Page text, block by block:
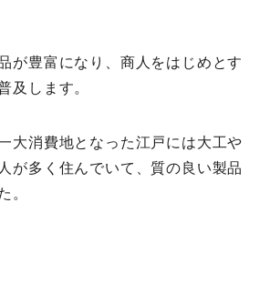
が豊富になり、商人をはじめとす
及します。
大消費地となった江戸には大工や
が多く住んでいて、質の良い製品
。